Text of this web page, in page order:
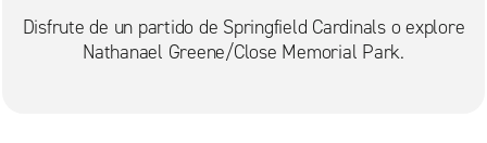
Disfrute de un partido de Springfield Cardinals o explore
Nathanael Greene/Close Memorial Park.